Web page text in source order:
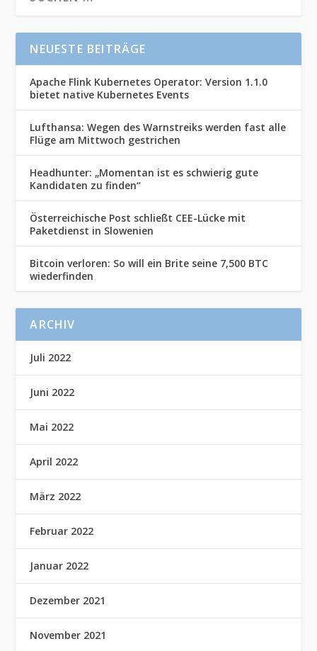
NEUESTE BEITRÄGE
Apache Flink Kubernetes Operator: Version 1.1.0
bietet native Kubernetes Events
Lufthansa: Wegen des Warnstreiks werden fast alle
Flüge am Mittwoch gestrichen
Headhunter: „Momentan ist es schwierig gute
Kandidaten zu finden“
Österreichische Post schließt CEE-Lücke mit
Paketdienst in Slowenien
Bitcoin verloren: So will ein Brite seine 7,500 BTC
wiederfinden
ARCHIV
Juli 2022
Juni 2022
Mai 2022
April 2022
März 2022
Februar 2022
Januar 2022
Dezember 2021
November 2021